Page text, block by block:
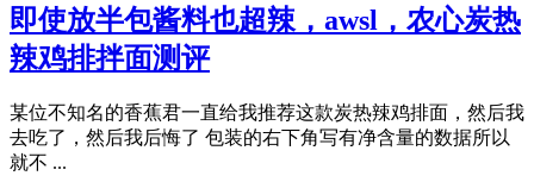
即使放半包酱料也超辣，awsl，农心炭热
辣鸡排拌面测评
某位不知名的香蕉君一直给我推荐这款炭热辣鸡排面，然后我
去吃了，然后我后悔了 包装的右下角写有净含量的数据所以
就不 ...